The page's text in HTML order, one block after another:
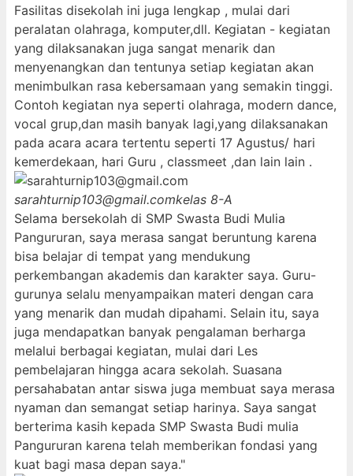
Fasilitas disekolah ini juga lengkap , mulai dari
peralatan olahraga, komputer,dll. Kegiatan - kegiatan
yang dilaksanakan juga sangat menarik dan
menyenangkan dan tentunya setiap kegiatan akan
menimbulkan rasa kebersamaan yang semakin tinggi.
Contoh kegiatan nya seperti olahraga, modern dance,
vocal grup,dan masih banyak lagi,yang dilaksanakan
pada acara acara tertentu seperti 17 Agustus/ hari
kemerdekaan, hari Guru , classmeet ,dan lain lain .
sarahturnip103@gmail.comkelas 8-A
Selama bersekolah di SMP Swasta Budi Mulia
Pangururan, saya merasa sangat beruntung karena
bisa belajar di tempat yang mendukung
perkembangan akademis dan karakter saya. Guru-
gurunya selalu menyampaikan materi dengan cara
yang menarik dan mudah dipahami. Selain itu, saya
juga mendapatkan banyak pengalaman berharga
melalui berbagai kegiatan, mulai dari Les
pembelajaran hingga acara sekolah. Suasana
persahabatan antar siswa juga membuat saya merasa
nyaman dan semangat setiap harinya. Saya sangat
berterima kasih kepada SMP Swasta Budi mulia
Pangururan karena telah memberikan fondasi yang
kuat bagi masa depan saya."